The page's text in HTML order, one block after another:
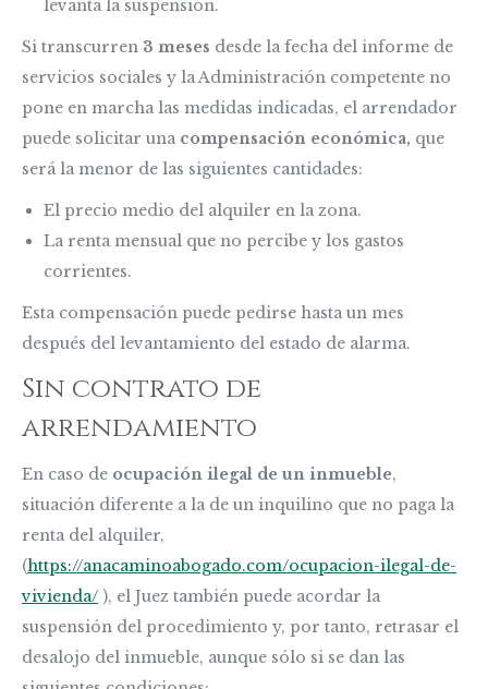
levanta la suspensión.
Si transcurren 3 meses desde la fecha del informe de
servicios sociales y la Administración competente no
pone en marcha las medidas indicadas, el arrendador
puede solicitar una compensación económica, que
será la menor de las siguientes cantidades:
El precio medio del alquiler en la zona.
La renta mensual que no percibe y los gastos
corrientes.
Esta compensación puede pedirse hasta un mes
después del levantamiento del estado de alarma.
Sin contrato de
arrendamiento
En caso de ocupación ilegal de un inmueble,
situación diferente a la de un inquilino que no paga la
renta del alquiler,
(https://anacaminoabogado.com/ocupacion-ilegal-de-
vivienda/ ), el Juez también puede acordar la
suspensión del procedimiento y, por tanto, retrasar el
desalojo del inmueble, aunque sólo si se dan las